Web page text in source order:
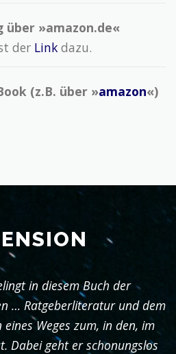
über »amazon.de«
der Linkdazu.
(z.B. über »amazon«)
in diesem Buch der
… Ratgeberliteratur und dem
Weges zum, in den, im
Dabei geht er schonungslos